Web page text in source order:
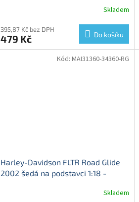
Limited 2013 - model motorkySkladem
395,87 Kč bez DPH
479 Kč Do košíku
Harley-Davidson FLTR Road Glide
2002 šedá na podstavci 1:18 -
Skladem
Kód: MAI31360-34360-RG